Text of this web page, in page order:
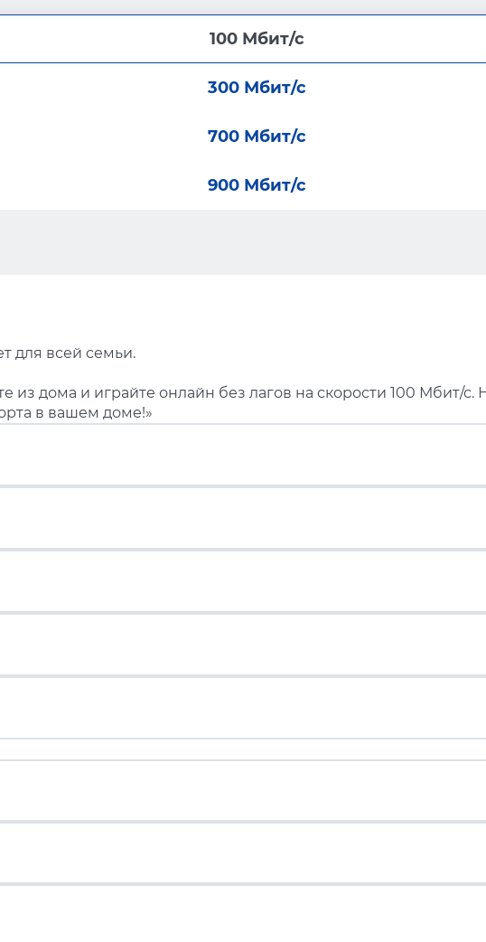
100 Мбит/с
300 Мбит/с
700 Мбит/с
900 Мбит/с
для всей семьи.
из дома и играйте онлайн без лагов на скорости 100 Мбит/
в вашем доме!»